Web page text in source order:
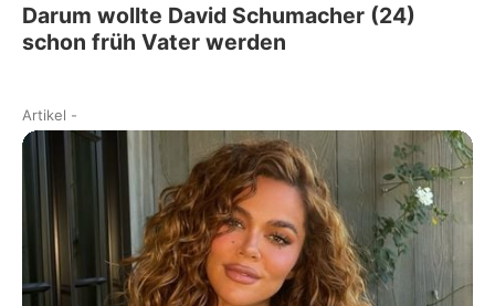
Darum wollte David Schumacher (24)
schon früh Vater werden
Artikel -